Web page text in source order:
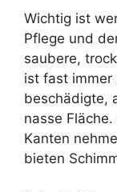
Wichtig ist
Pflege und
saubere,
ist fast immer
beschädigte,
nasse
Kanten
bieten